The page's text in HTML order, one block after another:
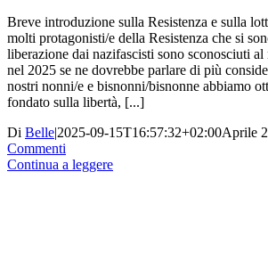
Breve introduzione sulla Resistenza e sulla
molti protagonisti/e della Resistenza che si
liberazione dai nazifascisti sono sconosciuti
nel 2025 se ne dovrebbe parlare di più
nostri nonni/e e bisnonni/bisnonne abbiamo
fondato sulla libertà, [...]
Di Belle|2025-09-15T16:57:32+02:00Aprile
Commenti
Continua a leggere